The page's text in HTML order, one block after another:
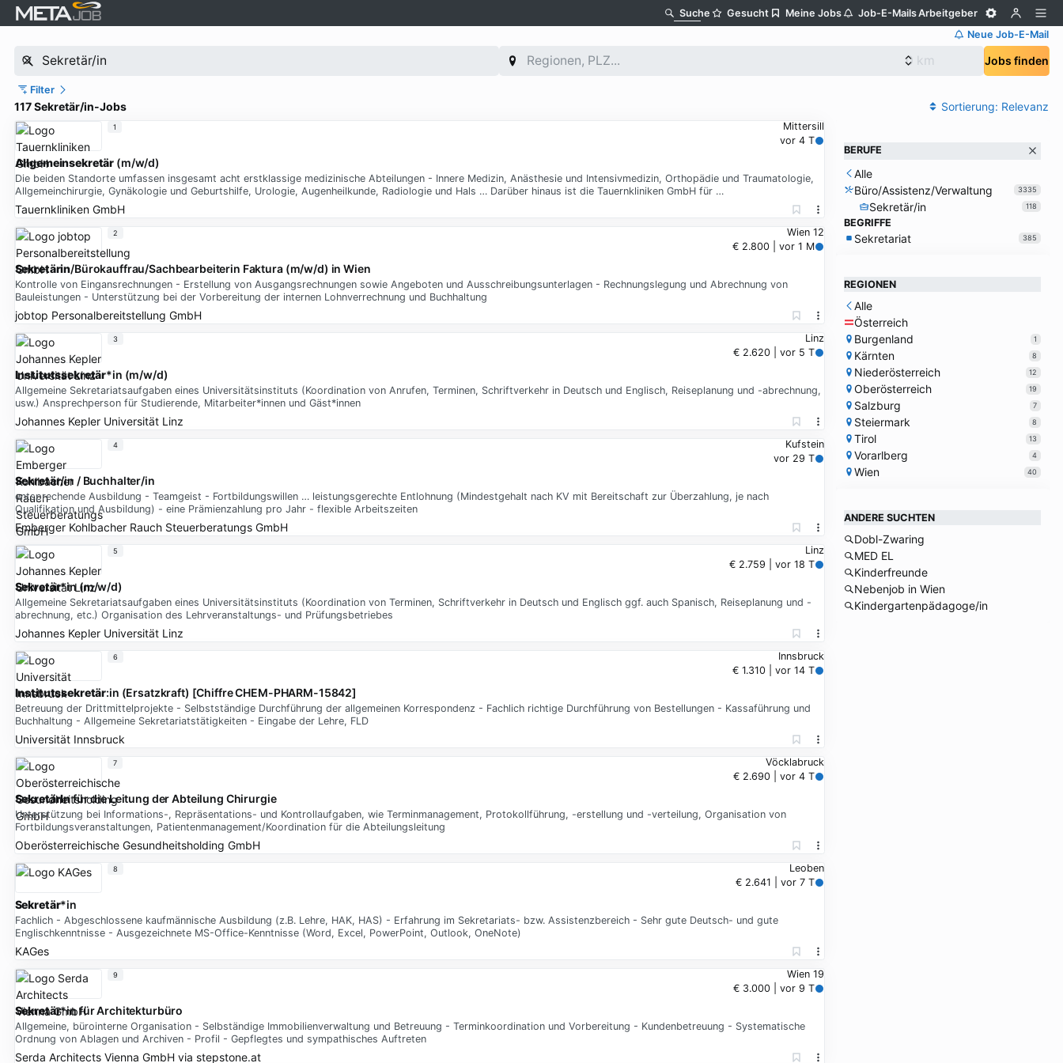
Suche Gesucht Meine Jobs Job-E-MailsArbeitgeber
Neue Job-E-Mail
Jobs finden
Filter
117 Sekretär/in-Jobs Sortierung: Relevanz
Mittersill
vor 4 T
Allgemeinsekretär (m/w/d)
Die beiden Standorte umfassen insgesamt acht erstklassige medizinische Abteilungen - Innere Medizin, Anästhesie und Intensivmedizin, Orthopädie und Traumatologie,
Allgemeinchirurgie, Gynäkologie und Geburtshilfe, Urologie, Augenheilkunde, Radiologie und Hals … Darüber hinaus ist die Tauernkliniken GmbH für …
Tauernkliniken GmbH
1
Wien 12
€ 2.800 | vor 1 M
Sekretärin/Bürokauffrau/Sachbearbeiterin Faktura (m/w/d) in Wien
Kontrolle von Eingansrechnungen - Erstellung von Ausgangsrechnungen sowie Angeboten und Ausschreibungsunterlagen - Rechnungslegung und Abrechnung von
Bauleistungen - Unterstützung bei der Vorbereitung der internen Lohnverrechnung und Buchhaltung
jobtop Personalbereitstellung GmbH
2
Linz
€ 2.620 | vor 5 T
Institutssekretär*in (m/w/d)
Allgemeine Sekretariatsaufgaben eines Universitätsinstituts (Koordination von Anrufen, Terminen, Schriftverkehr in Deutsch und Englisch, Reiseplanung und -abrechnung,
usw.) Ansprechperson für Studierende, Mitarbeiter*innen und Gäst*innen
Johannes Kepler Universität Linz
3
Kufstein
vor 29 T
Sekretär/in / Buchhalter/in
entsprechende Ausbildung - Teamgeist - Fortbildungswillen … leistungsgerechte Entlohnung (Mindestgehalt nach KV mit Bereitschaft zur Überzahlung, je nach
Qualifikation und Ausbildung) - eine Prämienzahlung pro Jahr - flexible Arbeitszeiten
Emberger Kohlbacher Rauch Steuerberatungs GmbH
4
Linz
€ 2.759 | vor 18 T
Sekretär*in (m/w/d)
Allgemeine Sekretariatsaufgaben eines Universitätsinstituts (Koordination von Terminen, Schriftverkehr in Deutsch und Englisch ggf. auch Spanisch, Reiseplanung und -
abrechnung, etc.) Organisation des Lehrveranstaltungs- und Prüfungsbetriebes
Johannes Kepler Universität Linz
5
Innsbruck
€ 1.310 | vor 14 T
Institutssekretär:in (Ersatzkraft) [Chiffre CHEM-PHARM-15842]
Betreuung der Drittmittelprojekte - Selbstständige Durchführung der allgemeinen Korrespondenz - Fachlich richtige Durchführung von Bestellungen - Kassaführung und
Buchhaltung - Allgemeine Sekretariatstätigkeiten - Eingabe der Lehre, FLD
Universität Innsbruck
6
Vöcklabruck
€ 2.690 | vor 4 T
SekretärInfür die Leitung der Abteilung Chirurgie
Unterstützung bei Informations-, Repräsentations- und Kontrollaufgaben, wie Terminmanagement, Protokollführung, -erstellung und -verteilung, Organisation von
Fortbildungsveranstaltungen, Patientenmanagement/Koordination für die Abteilungsleitung
Oberösterreichische Gesundheitsholding GmbH
7
Leoben
€ 2.641 | vor 7 T
Sekretär*in
Fachlich - Abgeschlossene kaufmännische Ausbildung (z.B. Lehre, HAK, HAS) - Erfahrung im Sekretariats- bzw. Assistenzbereich - Sehr gute Deutsch- und gute
Englischkenntnisse - Ausgezeichnete MS-Office-Kenntnisse (Word, Excel, PowerPoint, Outlook, OneNote)
KAGes
8
Wien 19
€ 3.000 | vor 9 T
Sekretär*in für Architekturbüro
Allgemeine, bürointerne Organisation - Selbständige Immobilienverwaltung und Betreuung - Terminkoordination und Vorbereitung - Kundenbetreuung - Systematische
Ordnung von Ablagen und Archiven - Profil - Gepflegtes und sympathisches Auftreten
Serda Architects Vienna GmbHvia stepstone.at
9
BERUFE
Alle
Büro/Assistenz/Verwaltung
3335
Sekretär/in 118
BEGRIFFE
Sekretariat 385
REGIONEN
Alle
Österreich
Burgenland
1
Kärnten 8
Niederösterreich 12
Oberösterreich 19
Salzburg 7
Steiermark 8
Tirol 13
Vorarlberg 4
Wien 40
ANDERE SUCHTEN
Dobl-Zwaring
MED EL
Kinderfreunde
Nebenjob in Wien
Kindergartenpädagoge/in